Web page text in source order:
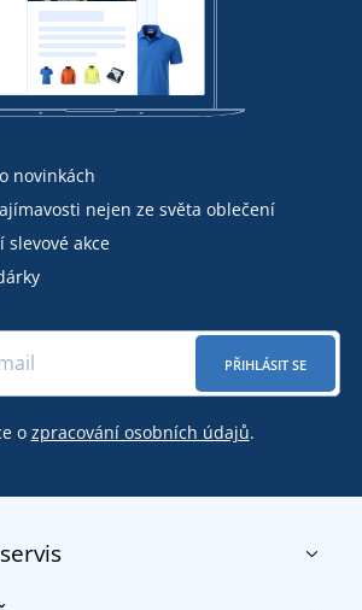
novinkách
nejen ze světa oblečení
slevové akce
PŘIHLÁSIT SE
o zpracování osobních údajů.